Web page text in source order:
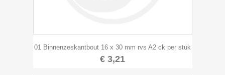
01 Binnenzeskantbout 16 x 30 mm rvs A2 ck per stuk
€ 3,21